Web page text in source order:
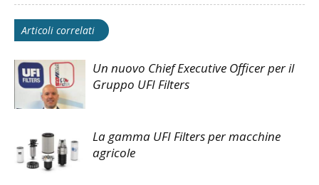
Articoli correlati
Un nuovo Chief Executive Officer per il
Gruppo UFI Filters
La gamma UFI Filters per macchine
agricole